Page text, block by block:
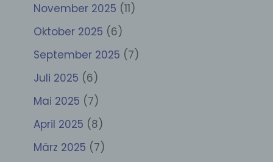
November 2025 (11)
Oktober 2025 (6)
September 2025 (7)
Juli 2025 (6)
Mai 2025 (7)
April 2025 (8)
März 2025 (7)